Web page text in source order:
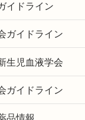
イドライン
ガイドライン
生児血液学会
ガイドライン
品情報